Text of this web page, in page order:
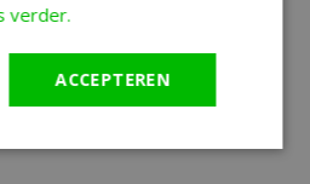
verder.
ACCEPTEREN